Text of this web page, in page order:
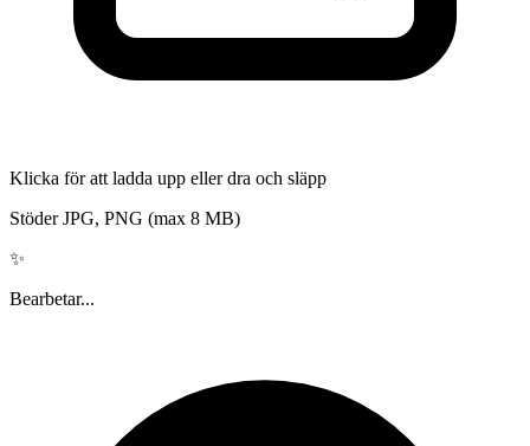
Klicka för att ladda upp eller dra och släpp
Stöder JPG, PNG (max 8 MB)
✨
Bearbetar...